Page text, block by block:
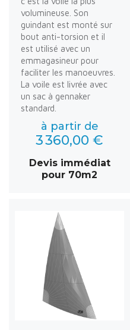
volumineuse. Son
guindant est monté sur
bout anti-torsion et il
est utilisé avec un
emmagasineur pour
faciliter les manoeuvres.
La voile est livrée avec
un sac à gennaker
standard.
à partir de
3 360,00 €
Devis immédiat
pour 70m2